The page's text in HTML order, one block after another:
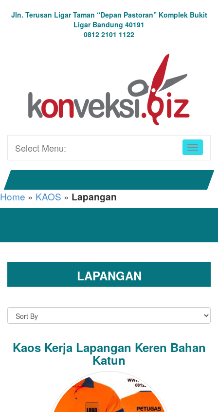
Jln. Terusan Ligar Taman “Depan Pastoran” Komplek Bukit
Ligar Bandung 40191
0812 2101 1122
Select Menu:
Home » KAOS » Lapangan
LAPANGAN
Kaos Kerja Lapangan Keren Bahan
Katun